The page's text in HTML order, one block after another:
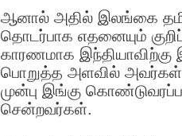
ஆனால் அதில் இலங்கை
தொடர்பாக எதனையும்
காரணமாக
பொறுத்த அளவில் அவர்கள்
முன்பு இங்கு
சென்றவர்கள்.